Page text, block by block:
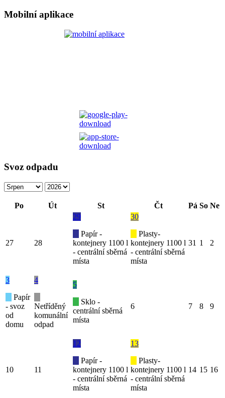
Mobilní aplikace
Svoz odpadu
Po Út St Čt Pá So Ne
27 28
29
Papír -
kontejnery 1100 l
- centrální sběrná
místa
30
Plasty-
kontejnery 1100 l
- centrální sběrná
místa
31 1 2
3
Papír
- svoz
od
domu
4
Netříděný
komunální
odpad
5
Sklo -
centrální sběrná
místa
6 7 8 9
10 11
12
Papír -
kontejnery 1100 l
- centrální sběrná
místa
13
Plasty-
kontejnery 1100 l
- centrální sběrná
místa
14 15 16